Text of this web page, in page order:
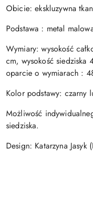
Obicie: ekskluzywna
Podstawa : metal
Wymiary: wysokość
cm, wysokość
oparcie o wymiarach :
Kolor podstawy: czarny
Możliwość
siedziska.
Design: Katarzyna Jasyk